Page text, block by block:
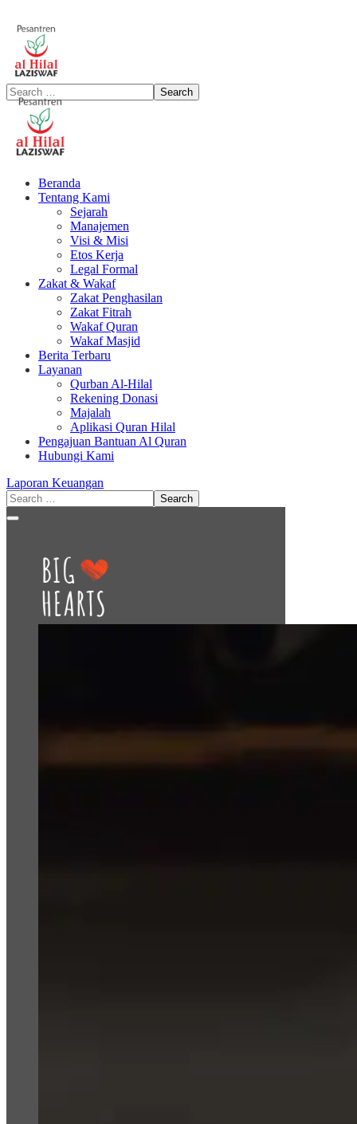
Beranda
Tentang Kami
Sejarah
Manajemen
Visi & Misi
Etos Kerja
Legal Formal
Zakat & Wakaf
Zakat Penghasilan
Zakat Fitrah
Wakaf Quran
Wakaf Masjid
Berita Terbaru
Layanan
Qurban Al-Hilal
Rekening Donasi
Majalah
Aplikasi Quran Hilal
Pengajuan Bantuan Al Quran
Hubungi Kami
Laporan Keuangan